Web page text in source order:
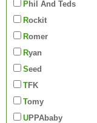
Phil And Teds
Rockit
Romer
Ryan
Seed
TFK
Tomy
UPPAbaby